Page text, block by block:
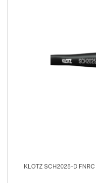
KLOTZ SCH2025-D